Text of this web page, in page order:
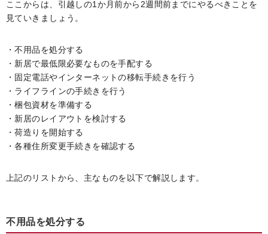
ここからは、引越しの1か月前から2週間前までにやるべきことを
見ていきましょう。
・不用品を処分する
・新居で最低限必要なものを手配する
・固定電話やインターネットの移転手続きを行う
・ライフラインの手続きを行う
・梱包資材を準備する
・新居のレイアウトを検討する
・荷造りを開始する
・各種住所変更手続きを確認する
上記のリストから、主なものを以下で解説します。
不用品を処分する